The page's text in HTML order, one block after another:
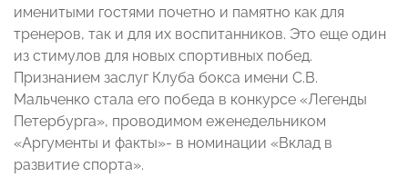
именитыми гостями почетно и памятно как для
тренеров, так и для их воспитанников. Это еще один
из стимулов для новых спортивных побед.
Признанием заслуг Клуба бокса имени С.В.
Мальченко стала его победа в конкурсе «Легенды
Петербурга», проводимом еженедельником
«Аргументы и факты»- в номинации «Вклад в
развитие спорта».